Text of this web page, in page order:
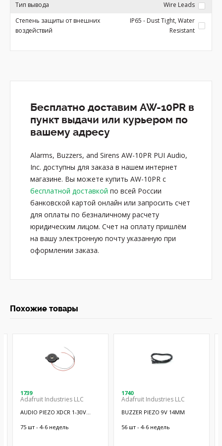
Тип вывода
Wire Leads
Степень защиты от внешних
воздействий
IP65 - Dust Tight, Water
Resistant
Бесплатно доставим AW-10PR в
пункт выдачи или курьером по
вашему адресу
Alarms, Buzzers, and Sirens AW-10PR PUI Audio,
Inc. доступны для заказа в нашем интернет
магазине. Вы можете купить AW-10PR с
бесплатной доставкой по всей России
банковской картой онлайн или запросить счет
для оплаты по безналичному расчету
юридическим лицом. Счет на оплату пришлём
на вашу электронную почту указанную при
оформлении заказа.
Похожие товары
1739
Adafruit Industries LLC
AUDIO PIEZO XDCR 1-30V
75 шт - 4-6 недель
1740
Adafruit Industries LLC
BUZZER PIEZO 9V 14MM
56 шт - 4-6 недель